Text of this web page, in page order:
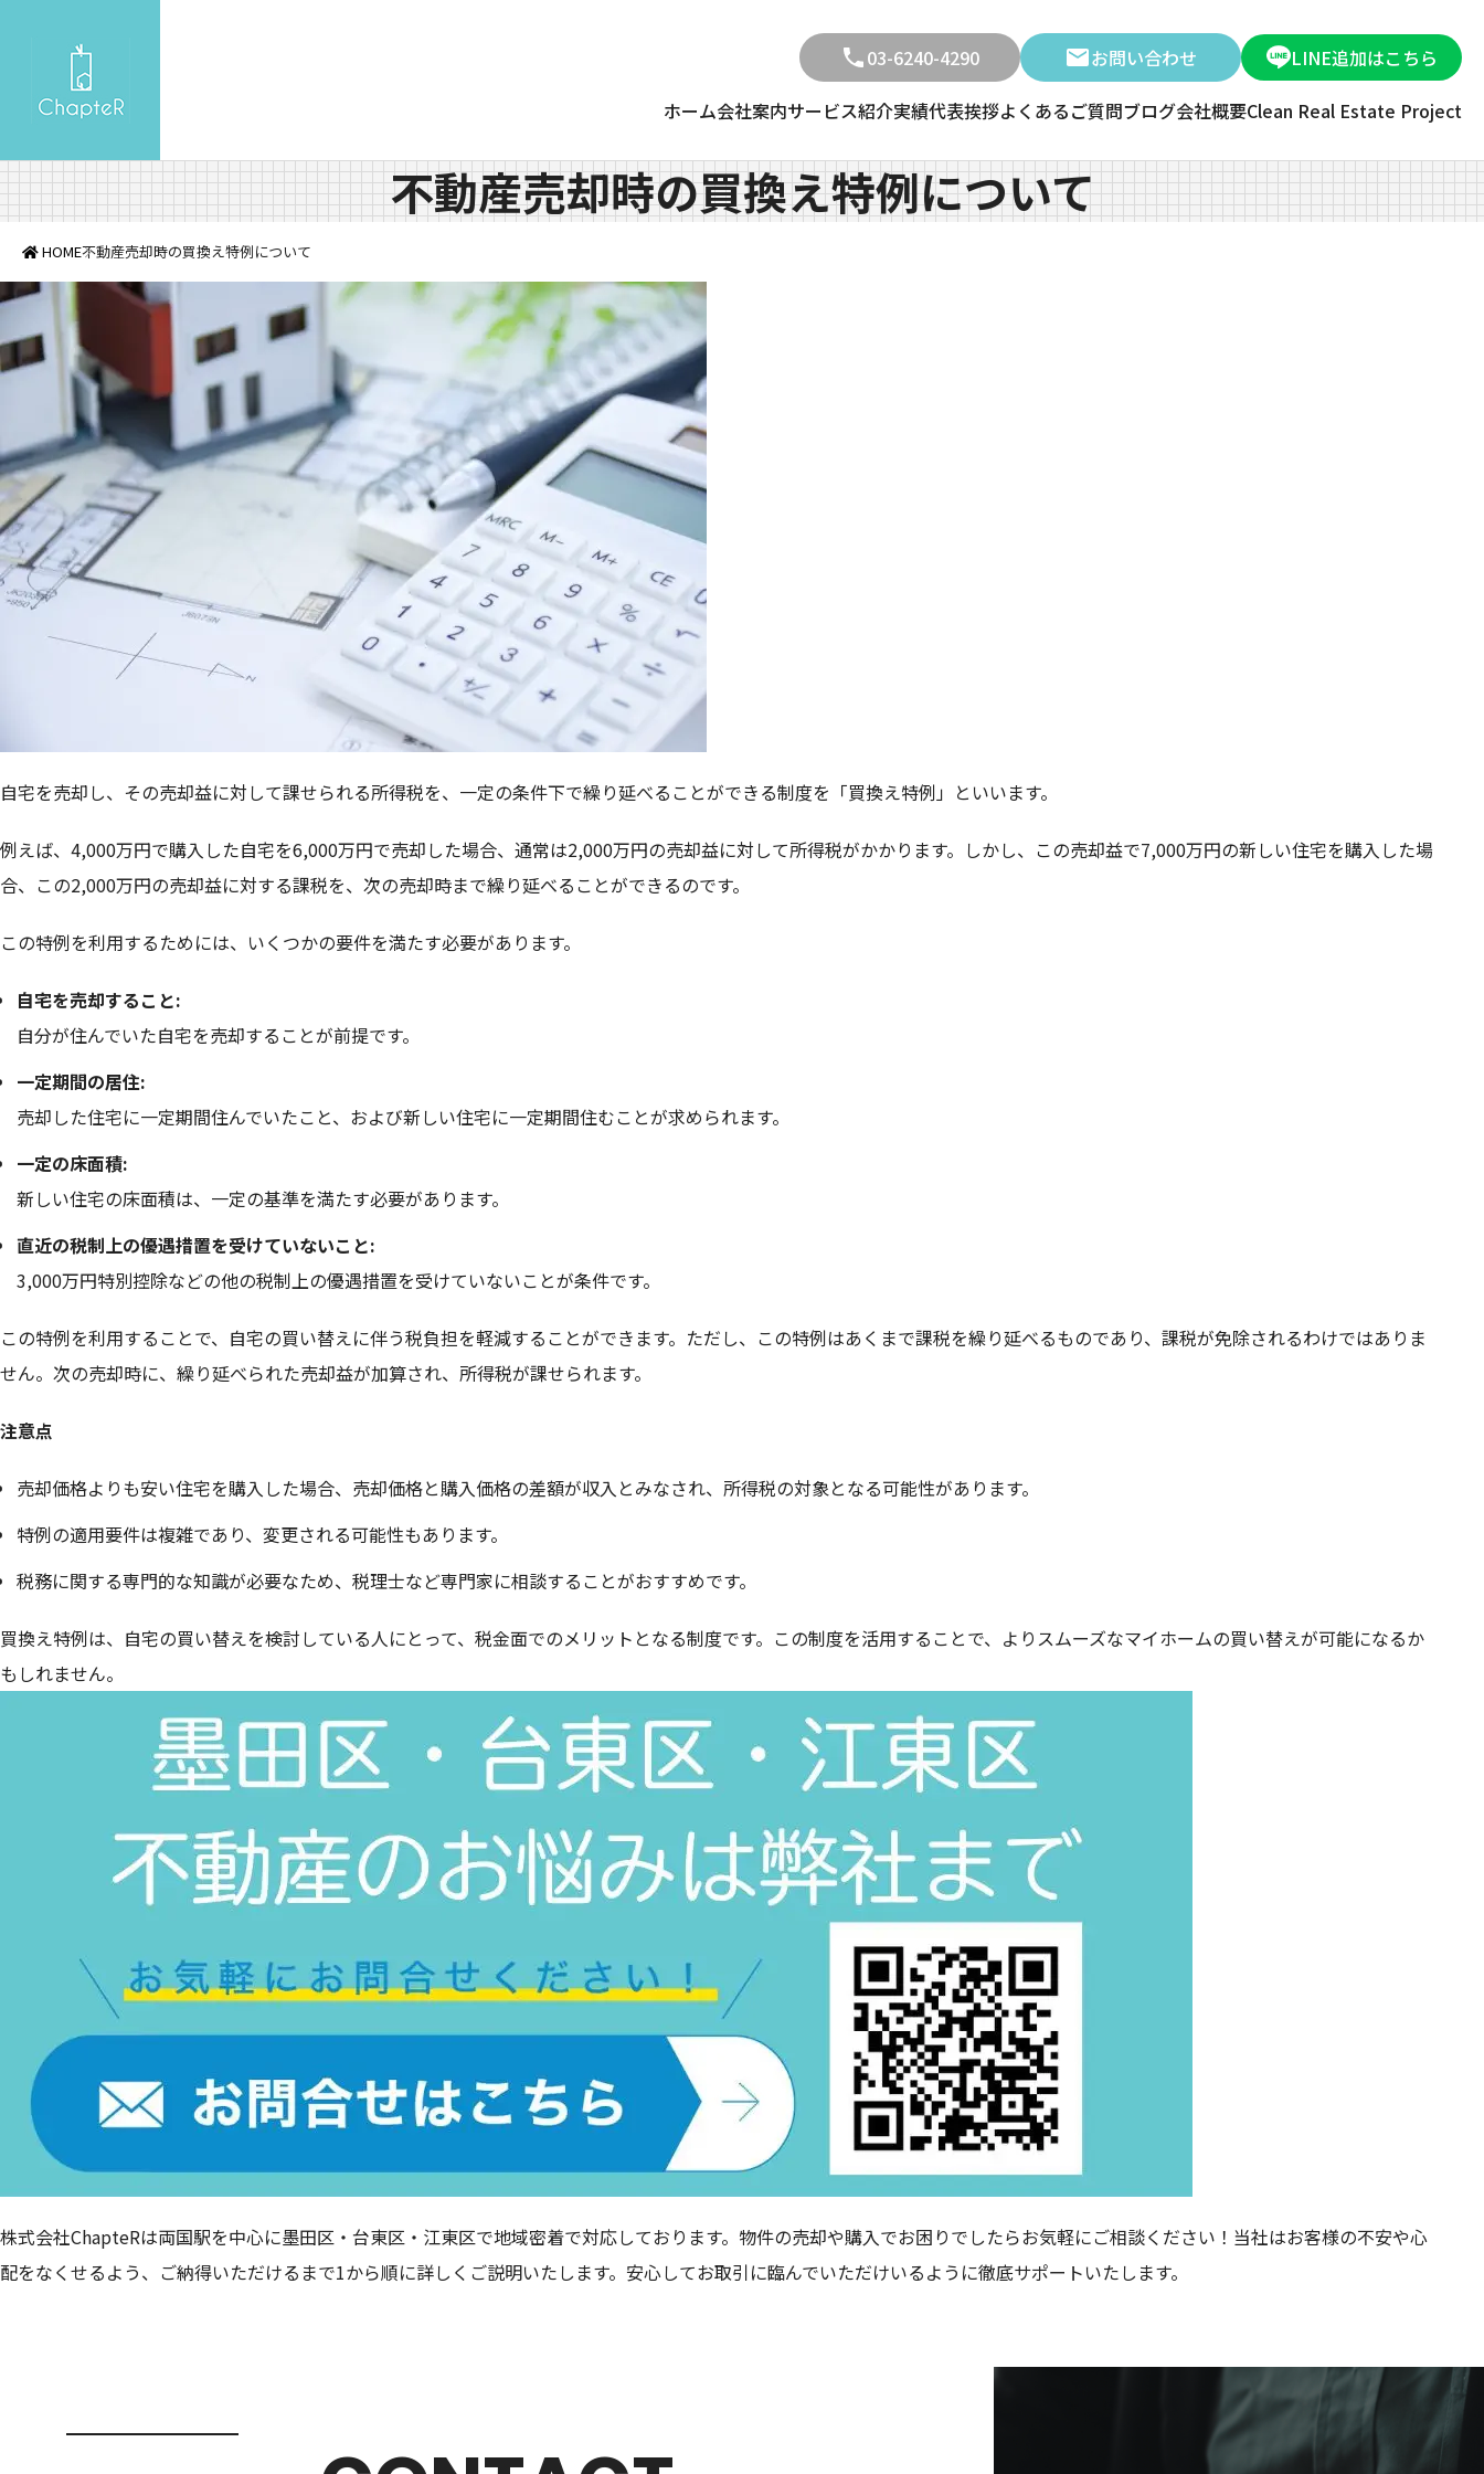
03-6240-4290 お問い合わせ
LINE追加はこちら
ホーム会社案内サービス紹介実績代表挨拶よくあるご質問ブログ会社概要Clean Real Estate Project
不動産売却時の買換え特例について
HOME不動産売却時の買換え特例について
自宅を売却し、その売却益に対して課せられる所得税を、一定の条件下で繰り延べることができる制度を「買換え特例」といいます。
例えば、4,000万円で購入した自宅を6,000万円で売却した場合、通常は2,000万円の売却益に対して所得税がかかります。しかし、この売却益で7,000万円の新しい住宅を購入した場
合、この2,000万円の売却益に対する課税を、次の売却時まで繰り延べることができるのです。
この特例を利用するためには、いくつかの要件を満たす必要があります。
自宅を売却すること:
自分が住んでいた自宅を売却することが前提です。
一定期間の居住:
売却した住宅に一定期間住んでいたこと、および新しい住宅に一定期間住むことが求められます。
一定の床面積:
新しい住宅の床面積は、一定の基準を満たす必要があります。
直近の税制上の優遇措置を受けていないこと:
3,000万円特別控除などの他の税制上の優遇措置を受けていないことが条件です。
この特例を利用することで、自宅の買い替えに伴う税負担を軽減することができます。ただし、この特例はあくまで課税を繰り延べるものであり、課税が免除されるわけではありま
せん。次の売却時に、繰り延べられた売却益が加算され、所得税が課せられます。
注意点
売却価格よりも安い住宅を購入した場合、売却価格と購入価格の差額が収入とみなされ、所得税の対象となる可能性があります。
特例の適用要件は複雑であり、変更される可能性もあります。
税務に関する専門的な知識が必要なため、税理士など専門家に相談することがおすすめです。
買換え特例は、自宅の買い替えを検討している人にとって、税金面でのメリットとなる制度です。この制度を活用することで、よりスムーズなマイホームの買い替えが可能になるか
もしれません。
株式会社ChapteRは両国駅を中心に墨田区・台東区・江東区で地域密着で対応しております。物件の売却や購入でお困りでしたらお気軽にご相談ください！当社はお客様の不安や心
配をなくせるよう、ご納得いただけるまで1から順に詳しくご説明いたします。安心してお取引に臨んでいただけいるように徹底サポートいたします。